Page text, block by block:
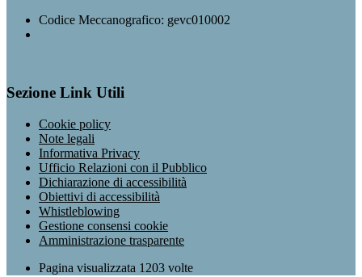
Codice Meccanografico: gevc010002
Sezione Link Utili
Cookie policy
Note legali
Informativa Privacy
Ufficio Relazioni con il Pubblico
Dichiarazione di accessibilità
Obiettivi di accessibilità
Whistleblowing
Gestione consensi cookie
Amministrazione trasparente
Pagina visualizzata 1203 volte